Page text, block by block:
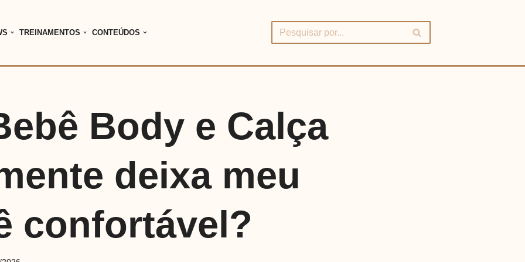
TREINAMENTOS CONTEÚDOS
Body e Calça
deixa meu
confortável?